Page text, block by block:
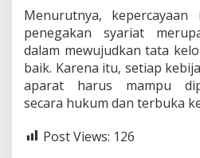
Menurutnya, kepercayaan
penegakan syariat
dalam mewujudkan tata
baik. Karena itu, setiap
aparat harus mampu
secara hukum dan terbuka
Post Views: 126